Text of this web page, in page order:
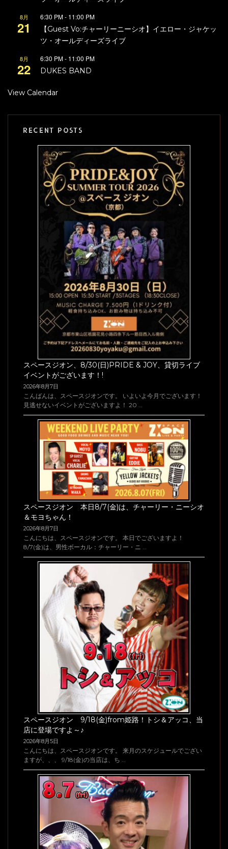
8月
21
6:30 PM- 11:00 PM
【Guest Vo:チャーリーニーシオ】イエロー・ジャケッ
ツ・オールディーズライブ
8月
22
6:30 PM- 11:00 PM
DUKES BAND
View Calendar
RECENT POSTS
スペースジオン、8/30(日)PRIDE & JOY、貸切ライブ
イベントがございます！!
2026年8月7日
こんばんは、スペースジオンです。 いよいよ今月でございます！
見逃せないイベントがございますよ！ 20 …
スペースジオン 本日8/7(金)は、チャーリー・ニーシオ
＆モヨちゃん！
2026年8月7日
こんにちは、スペースジオンです。 本日でございますよ！
8/7(金)は、男性ボーカル：チャーリー・ニ …
スペースジオン 9/18(金)from姫路！トシ＆アッコ、当
店に登場ですよ～♪
2026年8月5日
こんにちは、スペースジオンです。 来月のスケジュールでござい
ますが、、、 9/18(金)の当店は、ち …